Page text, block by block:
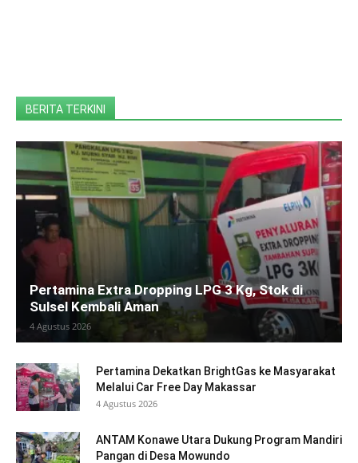
BERITA TERKINI
Pertamina Extra Dropping LPG 3 Kg, Stok di
Sulsel Kembali Aman
4 Agustus 2026
Pertamina Dekatkan BrightGas ke Masyarakat
Melalui Car Free Day Makassar
4 Agustus 2026
ANTAM Konawe Utara Dukung Program Mandiri
Pangan di Desa Mowundo